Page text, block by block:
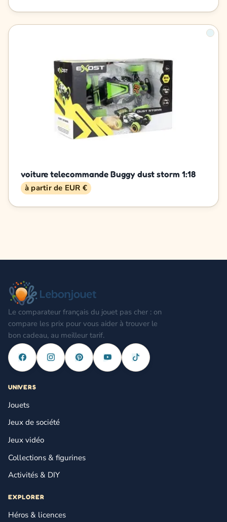
voiture telecommande Buggy dust storm 1:18
à partir de EUR €
Le comparateur français du jouet pas cher : on
compare les prix pour vous aider à trouver le
bon cadeau, au meilleur tarif.
UNIVERS
Jouets
Jeux de société
Jeux vidéo
Collections & figurines
Activités & DIY
EXPLORER
Héros & licences